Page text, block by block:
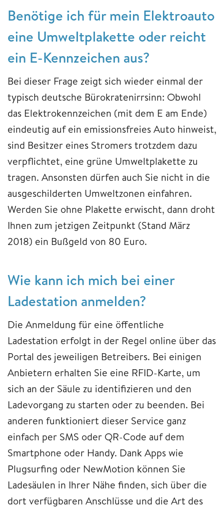
Benötige ich für mein Elektroauto
eine Umweltplakette oder reicht
ein E-Kennzeichen aus?
Bei dieser Frage zeigt sich wieder einmal der
typisch deutsche Bürokratenirrsinn: Obwohl
das Elektrokennzeichen (mit dem E am Ende)
eindeutig auf ein emissionsfreies Auto hinweist,
sind Besitzer eines Stromers trotzdem dazu
verpflichtet, eine grüne Umweltplakette zu
tragen. Ansonsten dürfen auch Sie nicht in die
ausgeschilderten Umweltzonen einfahren.
Werden Sie ohne Plakette erwischt, dann droht
Ihnen zum jetzigen Zeitpunkt (Stand März
2018) ein Bußgeld von 80 Euro.
Wie kann ich mich bei einer
Ladestation anmelden?
Die Anmeldung für eine öffentliche
Ladestation erfolgt in der Regel online über das
Portal des jeweiligen Betreibers. Bei einigen
Anbietern erhalten Sie eine RFID-Karte, um
sich an der Säule zu identifizieren und den
Ladevorgang zu starten oder zu beenden. Bei
anderen funktioniert dieser Service ganz
einfach per SMS oder QR-Code auf dem
Smartphone oder Handy. Dank Apps wie
Plugsurfing oder NewMotion können Sie
Ladesäulen in Ihrer Nähe finden, sich über die
dort verfügbaren Anschlüsse und die Art des